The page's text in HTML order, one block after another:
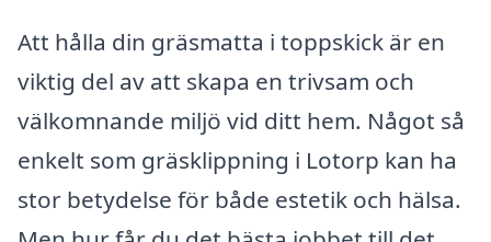
Att hålla din gräsmatta i toppskick är en
viktig del av att skapa en trivsam och
välkomnande miljö vid ditt hem. Något så
enkelt som gräsklippning i Lotorp kan ha
stor betydelse för både estetik och hälsa.